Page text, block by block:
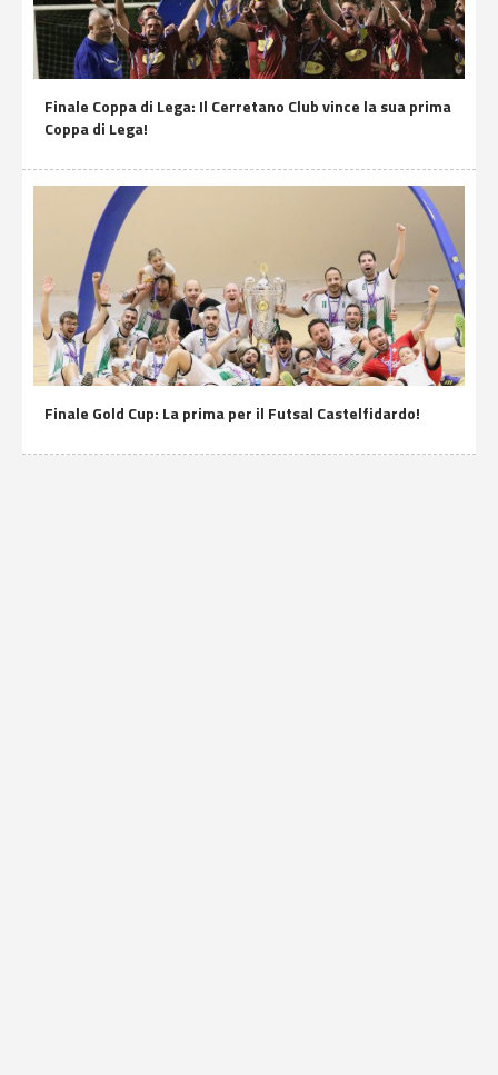
Finale Coppa di Lega: Il Cerretano Club vince la sua prima
Coppa di Lega!
Finale Gold Cup: La prima per il Futsal Castelfidardo!